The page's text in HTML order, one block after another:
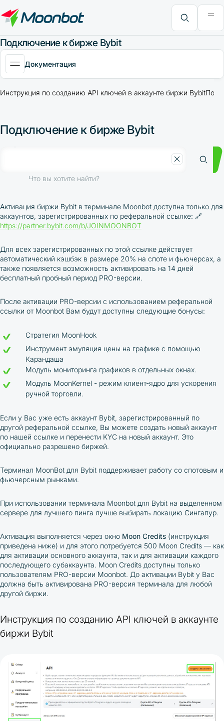
MoonBonus
Дополнительно
Книга
Подключение к бирже Bybit
Документация
Инструкция по созданию API ключей в аккаунте биржи Bybit
Подключение к бирже Bybit
Что вы хотите найти?
Активация биржи Bybit в терминале Moonbot доступна только для
аккаунтов, зарегистрированных по реферальной ссылке: 🔗
https://partner.bybit.com/b/JOINMOONBOT
Для всех зарегистрированных по этой ссылке действует
автоматический кэшбэк в размере 20% на споте и фьючерсах, а
также появляется возможность активировать на 14 дней
бесплатный пробный период PRO-версии.
После активации PRO-версии с использованием реферальной
ссылки от Moonbot Вам будут доступны следующие бонусы:
Стратегия MoonHook
Инструмент эмуляция цены на графике с помощью
Карандаша
Модуль мониторинга графиков в отдельных окнах.
Модуль MoonKernel - режим клиент-ядро для ускорения
ручной торговли.
Если у Вас уже есть аккаунт Bybit, зарегистрированный по
другой реферальной ссылке, Вы можете создать новый аккаунт
по нашей ссылке и перенести KYC на новый аккаунт. Это
официально разрешено биржей.
Терминал MoonBot для Bybit поддерживает работу со спотовым и
фьючерсным рынками.
При использовании терминала Moonbot для Bybit на выделенном
сервере для лучшего пинга лучше выбирать локацию Сингапур.
Активация выполняется через окно Moon Credits (инструкция
приведена ниже) и для этого потребуется 500 Moon Credits — как
для активации основного аккаунта, так и для активации каждого
последующего субаккаунта. Moon Credits доступны только
пользователям PRO-версии Moonbot. До активации Bybit у Вас
должна быть активирована PRO-версия терминала для любой
другой биржи.
Инструкция по созданию API ключей в аккаунте
биржи Bybit